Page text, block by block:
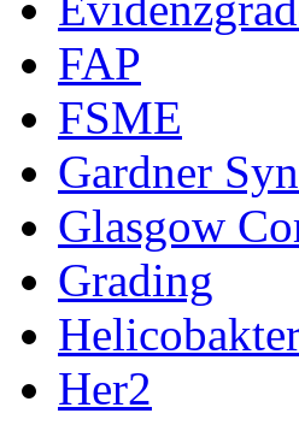
FAP
FSME
Gardner
Glasgow
Grading
Her2